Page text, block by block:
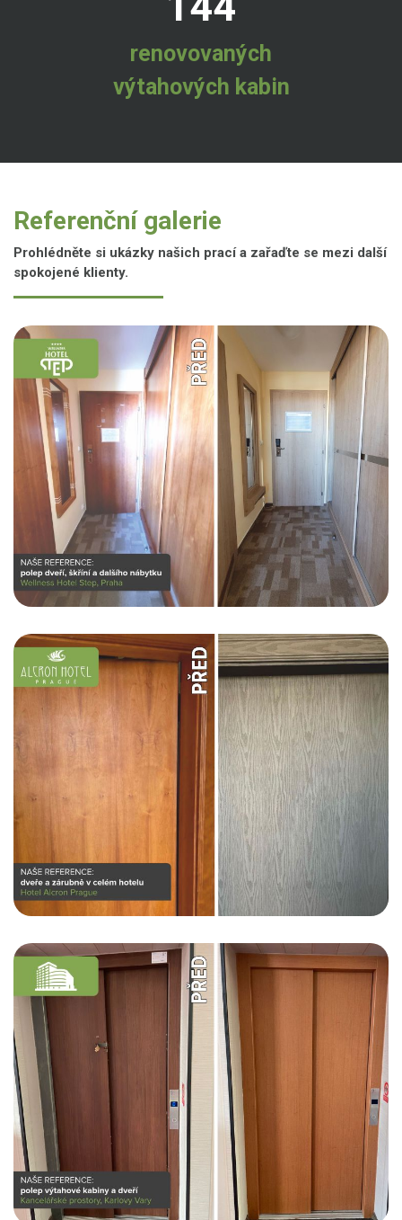
renovovaných
výtahových kabin
Referenční galerie
Prohlédněte si ukázky našich prací a zařaďte se mezi další
spokojené klienty.